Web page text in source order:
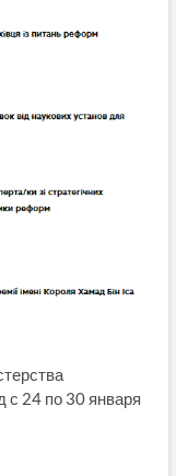
с 24 по 30 января